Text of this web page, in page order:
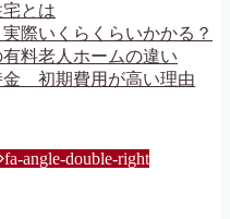
とは
際いくらくらいかかる？
料老人ホームの違い
金 初期費用が高い理由
fa-angle-double-right